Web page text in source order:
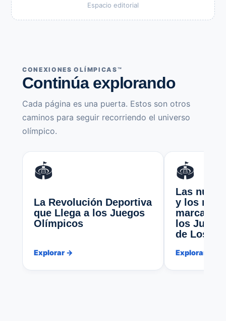
Espacio editorial
CONEXIONES OLÍMPICAS™
Continúa explorando
Cada página es una puerta. Estos son otros
caminos para seguir recorriendo el universo
olímpico.
🏟️
La Revolución Deportiva
que Llega a los Juegos
Olímpicos
Explorar →
🏟️
Las
y los
marcan
los
de Los
Explorar →